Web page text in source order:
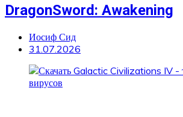
DragonSword: Awakening
Иосиф Сид
31.07.2026